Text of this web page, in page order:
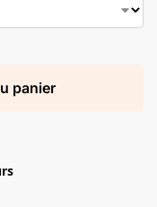
panier